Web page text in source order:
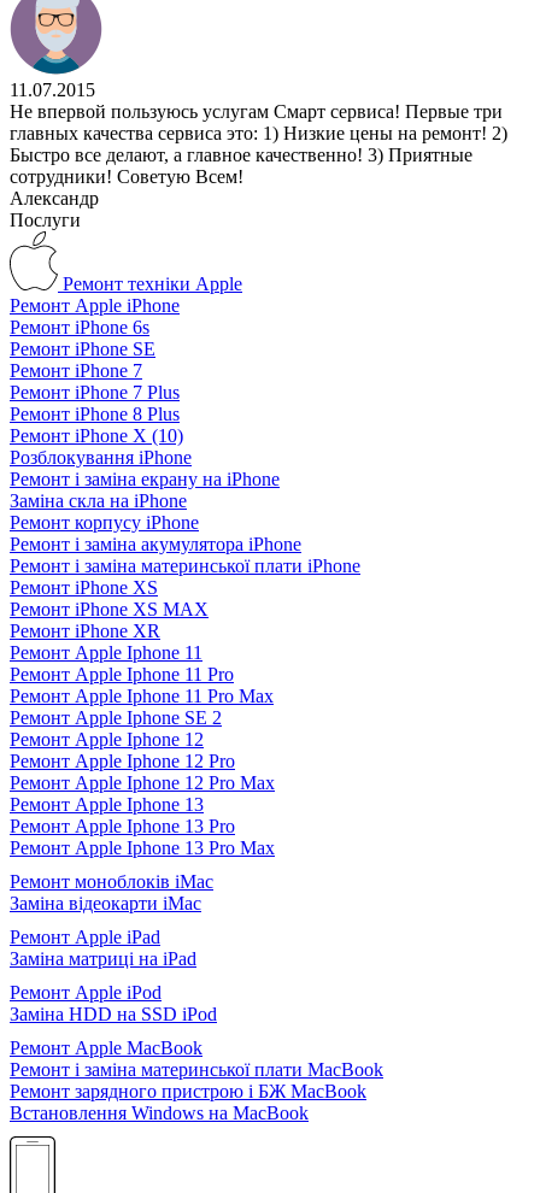
11.07.2015
Не впервой пользуюсь услугам Смарт сервиса! Первые три
главных качества сервиса это: 1) Низкие цены на ремонт! 2)
Быстро все делают, а главное качественно! 3) Приятные
сотрудники! Советую Всем!
Александр
Послуги
Ремонт техніки Apple
Ремонт Apple iPhone
Ремонт iPhone 6s
Ремонт iPhone SE
Ремонт iPhone 7
Ремонт iPhone 7 Plus
Ремонт iPhone 8 Plus
Ремонт iPhone X (10)
Розблокування iPhone
Ремонт і заміна екрану на iPhone
Заміна скла на iPhone
Ремонт корпусу iPhone
Ремонт і заміна акумулятора iPhone
Ремонт і заміна материнської плати iPhone
Ремонт iPhone XS
Ремонт iPhone XS MAX
Ремонт iPhone XR
Ремонт Apple Iphone 11
Ремонт Apple Iphone 11 Pro
Ремонт Apple Iphone 11 Pro Max
Ремонт Apple Iphone SE 2
Ремонт Apple Iphone 12
Ремонт Apple Iphone 12 Pro
Ремонт Apple Iphone 12 Pro Max
Ремонт Apple Iphone 13
Ремонт Apple Iphone 13 Pro
Ремонт Apple Iphone 13 Pro Max
Ремонт моноблоків iMac
Заміна відеокарти iMac
Ремонт Apple iPad
Заміна матриці на iPad
Ремонт Apple iPod
Заміна HDD на SSD iPod
Ремонт Apple MacBook
Ремонт і заміна материнської плати MacBook
Ремонт зарядного пристрою і БЖ MacBook
Встановлення Windows на MacBook